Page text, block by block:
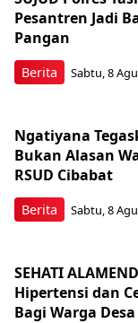
Berita
Pesantren Jadi
Pangan
Sabtu, 8
Berita
Ngatiyana
Bukan Alasan
RSUD Cibabat
Sabtu, 8
SEHATI
Hipertensi dan
Bagi Warga